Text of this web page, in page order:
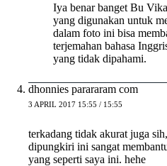
Iya benar banget Bu
yang digunakan untuk
dalam foto ini bisa
terjemahan bahasa
yang tidak dipahami.
dhonnies parararam com
3 APRIL 2017 15:55 / 15:55
terkadang tidak akurat juga
dipungkiri ini sangat
yang seperti saya ini. hehe